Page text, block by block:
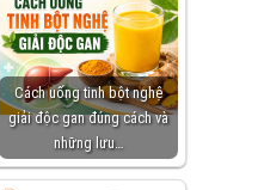
Cách uống tinh bột nghệ
giải độc gan đúng cách và
những lưu…